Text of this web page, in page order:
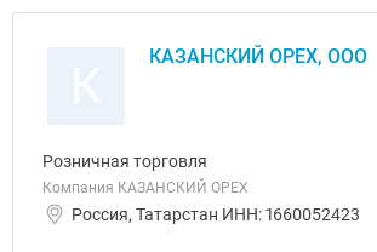
КАЗАНСКИЙ ОРЕХ, ООО
Розничная торговля
Компания КАЗАНСКИЙ ОРЕХ
Россия, Татарстан ИНН: 1660052423